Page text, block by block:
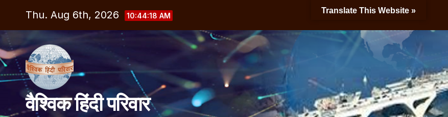
content
Thu. Aug 6th, 2026 10:44:18 AM
वैश्विक हिंदी परिवार
Translate This Website »